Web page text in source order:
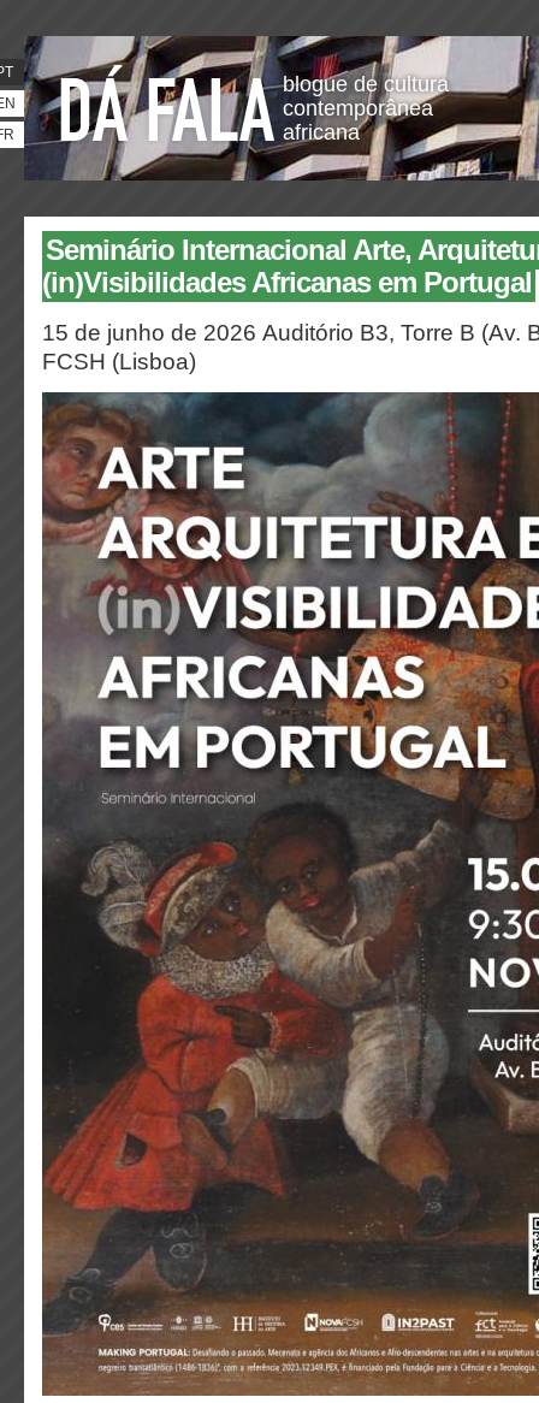
blogue de cultura
contemporânea
africana
Seminário Internacional Arte,
(in)Visibilidades Africanas em Portugal
15 de junho de 2026 Auditório B3, Torre B (Av.
FCSH (Lisboa)